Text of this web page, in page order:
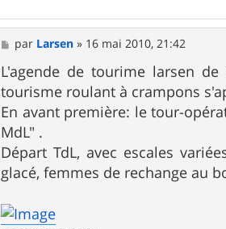
M
e
s
s
a
g
e
par Larsen » 16 mai 2010, 21:42
L'agende de tourime larsen
tourisme roulant à crampons
En avant première: le tour-
MdL" .
Départ TdL, avec escales
glacé, femmes de rechange au